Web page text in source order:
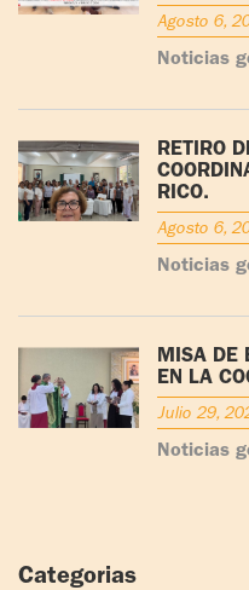
Agosto 6,
Noticias
RETIRO
RICO.
Agosto 6,
Noticias
MISA DE
EN LA
Julio 29,
Noticias
Categorias